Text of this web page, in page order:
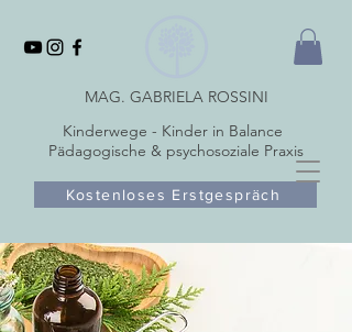
MAG. GABRIELA ROSSINI
Kinderwege - Kinder in Balance
Pädagogische & psychosoziale Praxis
Kostenloses Erstgespräch